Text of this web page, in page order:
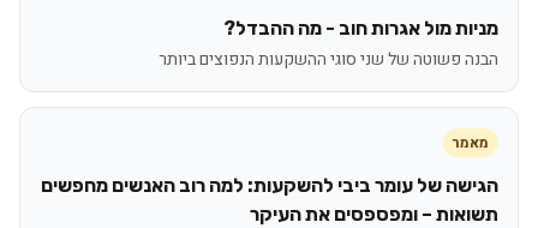
מניות מול אגרות חוב - מה ההבדל?
הבנה פשוטה של שני סוגי ההשקעות הנפוצים ביותר
מאמר
הגישה של עומר ביבי להשקעות: למה רוב האנשים מחפשים
תשואות – ומפספסים את העיקר